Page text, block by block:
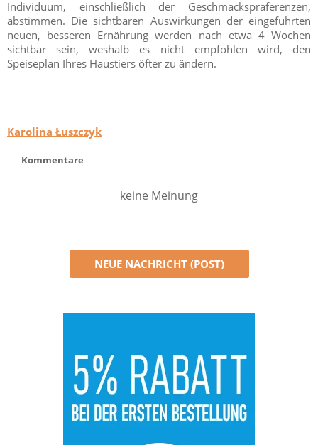
Individuum, einschließlich der Geschmackspräferenzen,
abstimmen. Die sichtbaren Auswirkungen der eingeführten
neuen, besseren Ernährung werden nach etwa 4 Wochen
sichtbar sein, weshalb es nicht empfohlen wird, den
Speiseplan Ihres Haustiers öfter zu ändern.
Karolina Łuszczyk
Kommentare
keine Meinung
NEUE NACHRICHT (POST)